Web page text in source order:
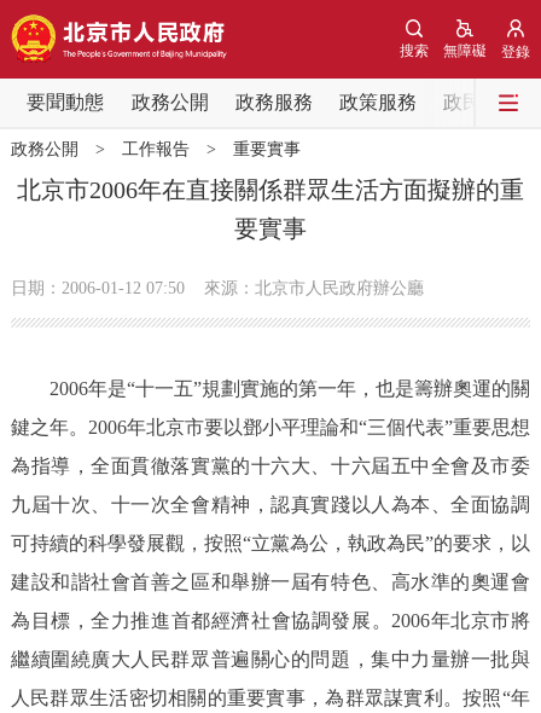
登錄
無障礙
搜索
要聞動態 政務公開 政務服務 政策服務 政民互動
要聞動態
黨中央精神 國務院資訊
會議資訊
市領導 機構職能 政策服務
政策兌現 政策解讀 回應關切
決策公開 專題公開
政務服務
個人服務 法人服務 部門服務
政務公開 > 工作報告> 重要實事
北京市2006年在直接關係群眾生活方面擬辦的重
要實事
日期：2006-01-12 07:50 來源：北京市人民政府辦公廳
2006年是“十一五”規劃實施的第一年，也是籌辦奧運的關
鍵之年。2006年北京市要以鄧小平理論和“三個代表”重要思想
為指導，全面貫徹落實黨的十六大、十六屆五中全會及市委
九屆十次、十一次全會精神，認真實踐以人為本、全面協調
可持續的科學發展觀，按照“立黨為公，執政為民”的要求，以
建設和諧社會首善之區和舉辦一屆有特色、高水準的奧運會
為目標，全力推進首都經濟社會協調發展。2006年北京市將
繼續圍繞廣大人民群眾普遍關心的問題，集中力量辦一批與
人民群眾生活密切相關的重要實事，為群眾謀實利。按照“年